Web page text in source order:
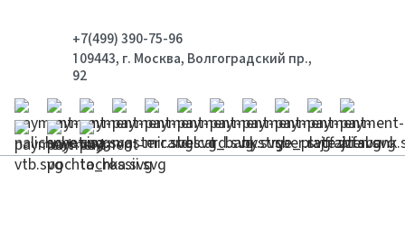
+7(499) 390-75-96
109443, г. Москва, Волгоградский пр.,
92